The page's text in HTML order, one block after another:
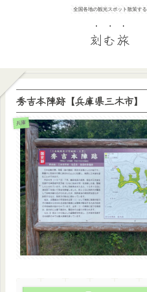
全国各地の観光スポット散策する
刻む旅
秀吉本陣跡【兵庫県三木市】
兵庫